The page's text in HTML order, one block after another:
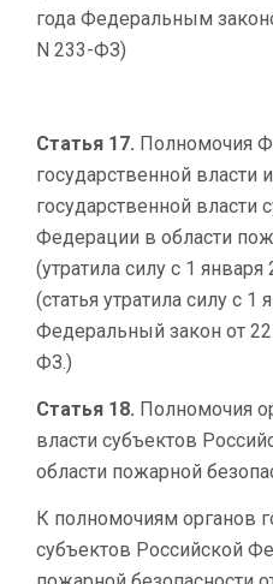
года Федеральным
N 233-ФЗ)
Статья 17. Полномочия
государственной власти
государственной власти
Федерации в области
(утратила силу с 1 января
(статья утратила силу с 1
Федеральный закон от 22
ФЗ.)
Статья 18. Полномочия
власти субъектов
области пожарной
К полномочиям органов
субъектов Российской